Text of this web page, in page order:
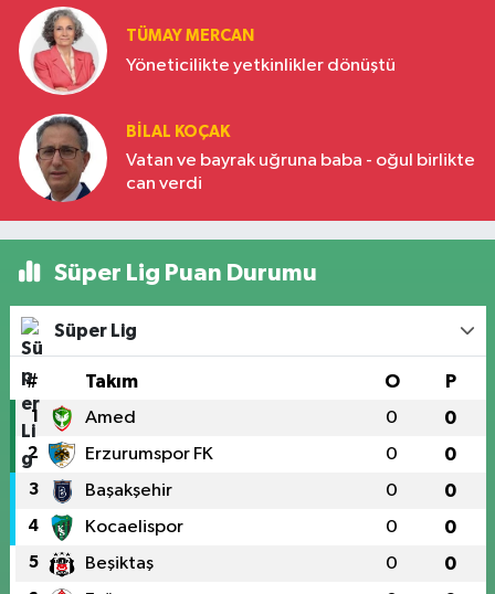
TÜMAY MERCAN
Yöneticilikte yetkinlikler dönüştü
BILAL KOÇAK
Vatan ve bayrak uğruna baba - oğul birlikte
can verdi
Süper Lig Puan Durumu
Süper Lig
# Takım O P
1 Amed 0 0
2 Erzurumspor FK 0 0
3 Başakşehir 0 0
4 Kocaelispor 0 0
5 Beşiktaş 0 0